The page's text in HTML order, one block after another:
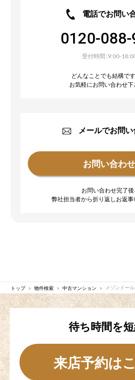
電話でお問い
0120-
受付時間：9:00-
どんなことでも結構で
お気軽にお問い合わせ下
メールでお問
お問い合わせ完了後
弊社担当者から折り返しお返事
トップ 物件検索 中古マンション メゾンドー
待ち時間を短
来店予約は